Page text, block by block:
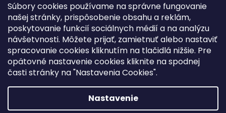
Súbory cookies používame na správne fungovanie
našej stránky, prispôsobenie obsahu a reklám,
poskytovanie funkcií sociálnych médií a na analýzu
návšetvnosti. Môžete prijať, zamietnuť alebo nastaviť
spracovanie cookies kliknutím na tlačidlá nižšie. Pre
opätovné nastavenie cookies kliknite na spodnej
časti stránky na "Nastavenia Cookies".
Nastavenie
Pre firmy Poradenstvo
iliek.sk. Všetky práva vyhradené.
nastavenie cookies